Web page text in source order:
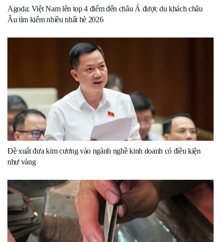
Agoda: Việt Nam lên top 4 điểm đến châu Á được du khách châu
Âu tìm kiếm nhiều nhất hè 2026
Đề xuất đưa kim cương vào ngành nghề kinh doanh có điều kiện
như vàng